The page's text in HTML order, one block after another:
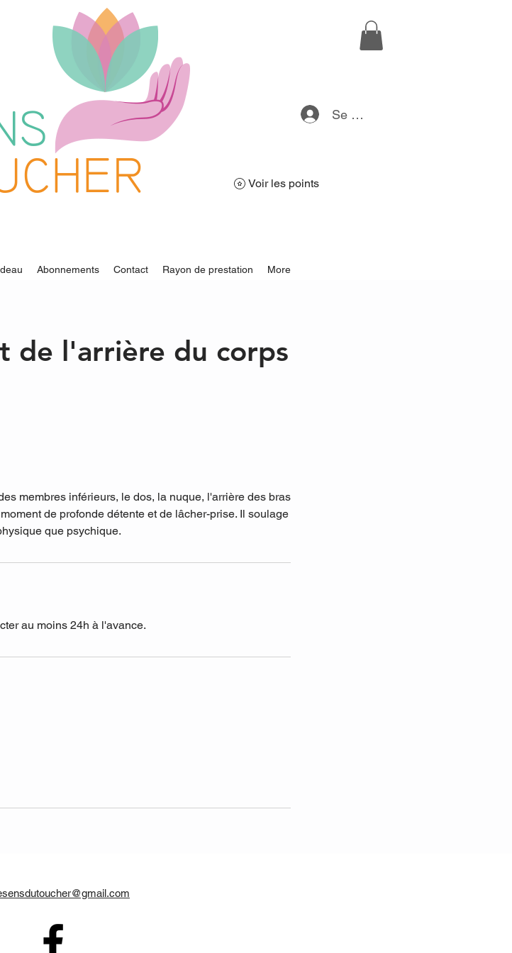
Voir les points
Se connecter
Abonnements Contact Rayon de prestation More
de l'arrière du corps
membres inférieurs, le dos, la nuque, l'arrière des bras
de profonde détente et de lâcher-prise. Il soulage
que psychique.
au moins 24h à l'avance.